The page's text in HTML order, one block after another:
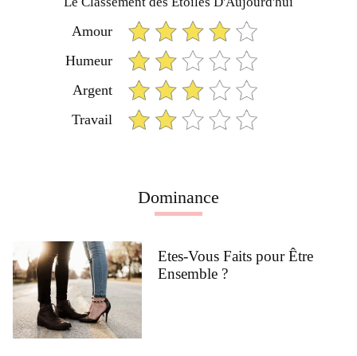
Amour
Humeur
Argent
Travail
Dominance
Etes-Vous Faits pour Être
Ensemble ?